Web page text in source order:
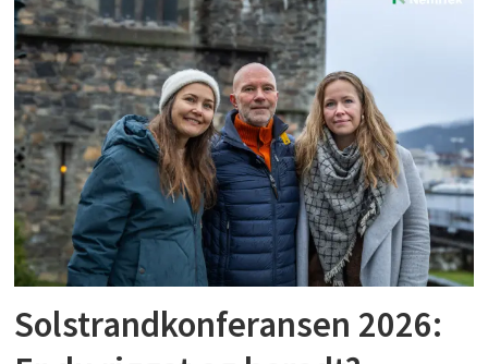
Solstrandkonferansen 2026: